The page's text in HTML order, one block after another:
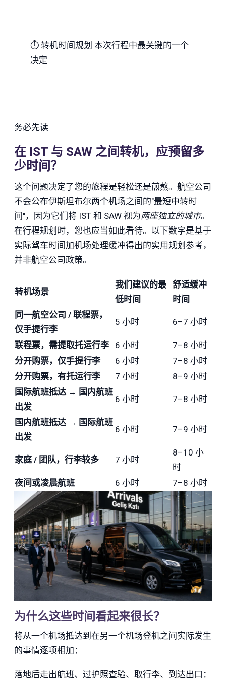
⏱ 转机时间规划 本次行程中最关键的一个
决定
务必先读
在 IST 与 SAW 之间转机，应预留多
少时间？
这个问题决定了您的旅程是轻松还是煎熬。航空公司
不会公布伊斯坦布尔两个机场之间的"最短中转时
间"，因为它们将 IST 和 SAW 视为两座独立的城市。
在行程规划时，您也应当如此看待。以下数字是基于
实际驾车时间加机场处理缓冲得出的实用规划参考，
并非航空公司政策。
转机场景
我们建议的最
低时间
舒适缓冲
时间
同一航空公司 / 联程票，
仅手提行李
5 小时 6–7 小时
联程票，需提取托运行李 6 小时
7–8 小时
分开购票，仅手提行李
6 小时
7–8 小时
分开购票，有托运行李
7 小时
8–9 小时
国际航班抵达 → 国内航班
出发
6 小时 7–8 小时
国内航班抵达 → 国际航班
出发
6 小时 7–9 小时
家庭 / 团队，行李较多 7 小时
8–10 小
时
夜间或凌晨航班
6 小时 7–8 小时
为什么这些时间看起来很长？
将从一个机场抵达到在另一个机场登机之间实际发生
的事情逐项相加：
落地后走出航班、过护照查验、取行李、到达出口：